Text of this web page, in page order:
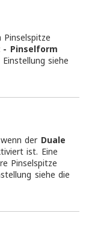
- Pinselform
siehe
der Duale
ist. Eine
Pinselspitze
siehe die